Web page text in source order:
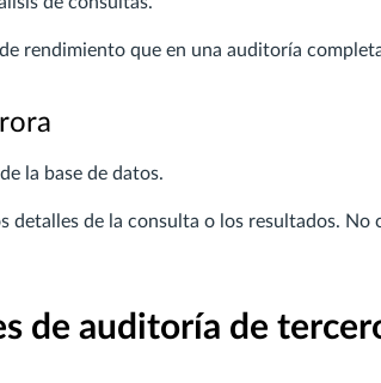
rendimiento que en una auditoría
la base de datos.
detalles de la consulta o los resultados. No
de auditoría de